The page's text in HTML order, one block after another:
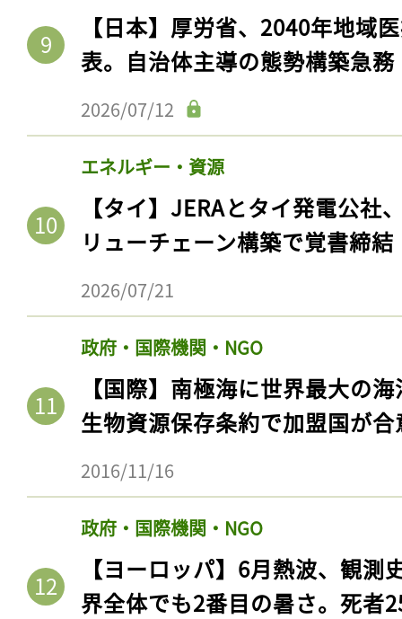
【日本】厚労省、2040年地域
表。自治体主導の態勢構築急務
2026/07/12
エネルギー・資源
【タイ】JERAとタイ発電公社
リューチェーン構築で覚書締結
2026/07/21
政府・国際機関・NGO
【国際】南極海に世界最大の
生物資源保存条約で加盟国が合
2016/11/16
政府・国際機関・NGO
【ヨーロッパ】6月熱波、観
界全体でも2番目の暑さ。死者